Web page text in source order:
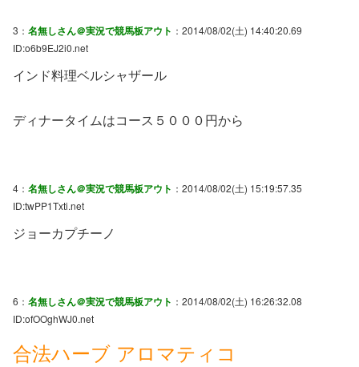
3： 名無しさん＠実況で競馬板アウト ：2014/08/02(土) 14:40:20.69
ID:o6b9EJ2i0.net
インド料理ベルシャザール
ディナータイムはコース５０００円から
4： 名無しさん＠実況で競馬板アウト ：2014/08/02(土) 15:19:57.35
ID:twPP1Txti.net
ジョーカプチーノ
6： 名無しさん＠実況で競馬板アウト ：2014/08/02(土) 16:26:32.08
ID:ofOOghWJ0.net
合法ハーブ アロマティコ